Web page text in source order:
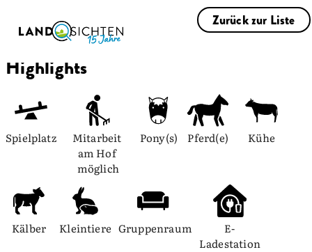
Zurück zur Liste
Highlights
Spielplatz
Mitarbeit
am Hof
möglich
Pony(s) Pferd(e) Kühe
Kälber Kleintiere Gruppenraum
E-
Ladestation